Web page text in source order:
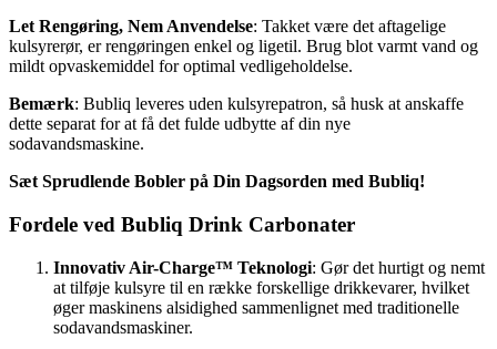
Let Rengøring, Nem Anvendelse: Takket være det aftagelige
kulsyrerør, er rengøringen enkel og ligetil. Brug blot varmt vand og
mildt opvaskemiddel for optimal vedligeholdelse.
Bemærk: Bubliq leveres uden kulsyrepatron, så husk at anskaffe
dette separat for at få det fulde udbytte af din nye
sodavandsmaskine.
Sæt Sprudlende Bobler på Din Dagsorden med Bubliq!
Fordele ved Bubliq Drink Carbonater
Innovativ Air-Charge™ Teknologi: Gør det hurtigt og nemt
at tilføje kulsyre til en række forskellige drikkevarer, hvilket
øger maskinens alsidighed sammenlignet med traditionelle
sodavandsmaskiner.